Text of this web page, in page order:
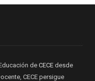
de CECE desde
CECE persigue